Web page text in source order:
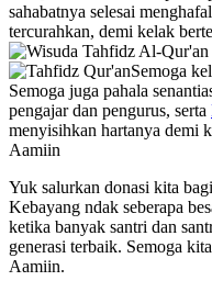
sahabatnya selesai
tercurahkan, demi kelak
Semoga
Semoga juga pahala
pengajar dan pengurus, serta
menyisihkan hartanya demi
Aamiin
Yuk salurkan donasi kita
Kebayang ndak seberapa
ketika banyak santri dan
generasi terbaik. Semoga
Aamiin.